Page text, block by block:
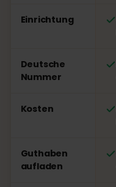
Einrichtung
Deutsche
Nummer
Kosten
Guthaben
aufladen